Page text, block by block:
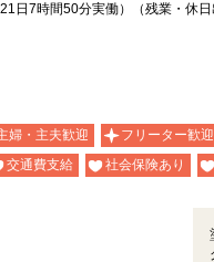
日7時間50分実働）（残業・休日
婦・主夫歓迎 フリーター歓迎
交通費支給 社会保険あり